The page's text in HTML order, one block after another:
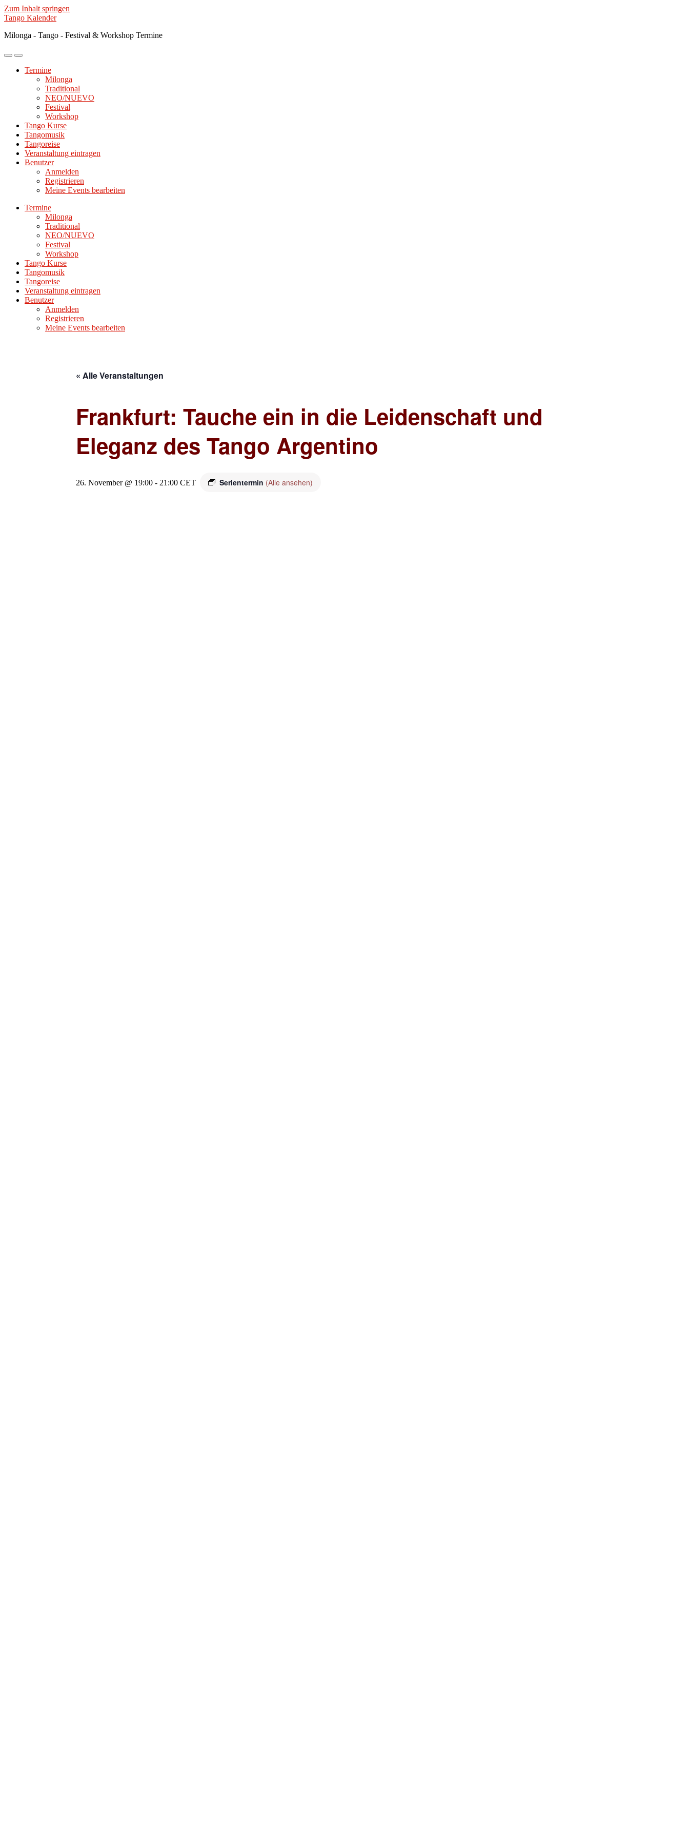
Zum Inhalt springen
Tango Kalender
Milonga - Tango - Festival & Workshop Termine
Mobile-
ein-/ausblenden
Suchfeld
ein-/ausblenden
Termine
Milonga
Traditional
NEO/NUEVO
Festival
Workshop
Tango Kurse
Tangomusik
Tangoreise
Veranstaltung eintragen
Benutzer
Anmelden
Registrieren
Meine Events bearbeiten
Termine
Milonga
Traditional
NEO/NUEVO
Festival
Workshop
Tango Kurse
Tangomusik
Tangoreise
Veranstaltung eintragen
Benutzer
Anmelden
Registrieren
Meine Events bearbeiten
« Alle Veranstaltungen
Frankfurt: Tauche ein in die Leidenschaft und
Eleganz des Tango Argentino
26. November @ 19:00 - 21:00 CET Serientermin (Alle ansehen)